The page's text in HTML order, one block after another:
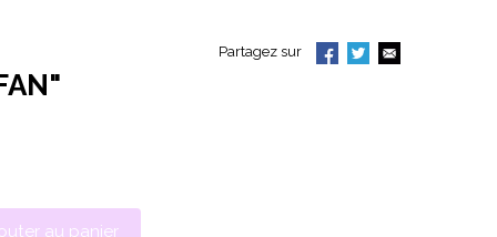
Partagez sur
au panier